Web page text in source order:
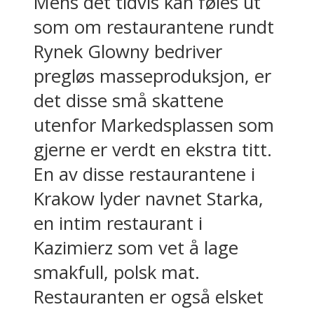
som om restaurantene rundt
Rynek Glowny bedriver
pregløs masseproduksjon, er
det disse små skattene
utenfor Markedsplassen som
gjerne er verdt en ekstra titt.
En av disse restaurantene i
Krakow lyder navnet Starka,
en intim restaurant i
Kazimierz som vet å lage
smakfull, polsk mat.
Restauranten er også elsket